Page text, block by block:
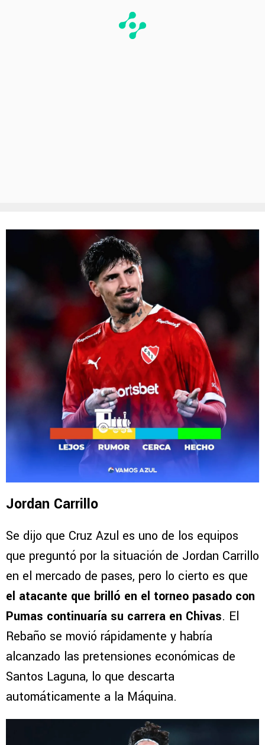
Jordan Carrillo
Se dijo que Cruz Azul es uno de los equipos
que preguntó por la situación de Jordan Carrillo
en el mercado de pases, pero lo cierto es que
el atacante que brilló en el torneo pasado con
Pumas continuaría su carrera en Chivas. El
Rebaño se movió rápidamente y habría
alcanzado las pretensiones económicas de
Santos Laguna, lo que descarta
automáticamente a la Máquina.